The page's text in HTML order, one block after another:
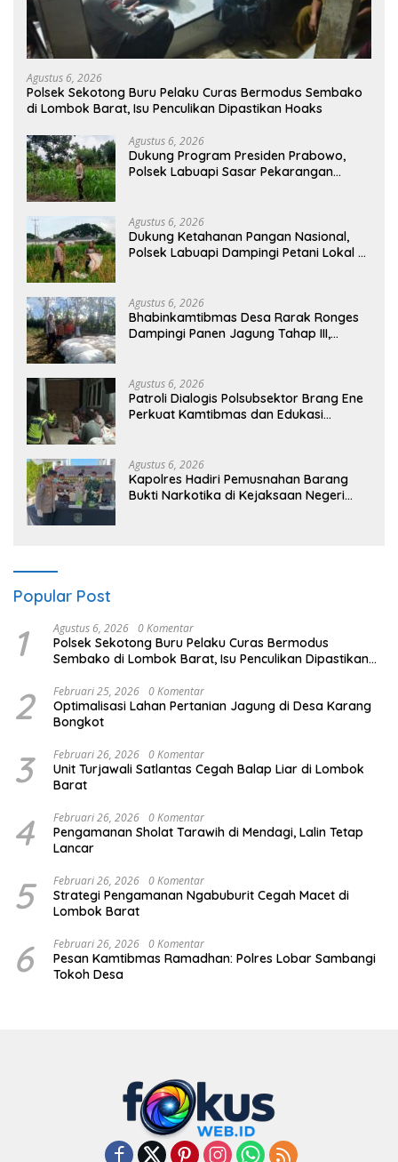
Agustus 6, 2026
Polsek Sekotong Buru Pelaku Curas Bermodus Sembako
di Lombok Barat, Isu Penculikan Dipastikan Hoaks
Agustus 6, 2026
Dukung Program Presiden Prabowo,
Polsek Labuapi Sasar Pekarangan
Agustus 6, 2026
Dukung Ketahanan Pangan Nasional,
Polsek Labuapi Dampingi Petani Lokal di
Agustus 6, 2026
Bhabinkamtibmas Desa Rarak Ronges
Dampingi Panen Jagung Tahap III,
Agustus 6, 2026
Patroli Dialogis Polsubsektor Brang Ene
Perkuat Kamtibmas dan Edukasi
Agustus 6, 2026
Kapolres Hadiri Pemusnahan Barang
Bukti Narkotika di Kejaksaan Negeri
Popular Post
1 Agustus 6, 2026 0 Komentar
Polsek Sekotong Buru Pelaku Curas Bermodus
Sembako di Lombok Barat, Isu Penculikan Dipastikan
2 Februari 25, 2026 0 Komentar
Optimalisasi Lahan Pertanian Jagung di Desa Karang
Bongkot
3 Februari 26, 2026 0 Komentar
Unit Turjawali Satlantas Cegah Balap Liar di Lombok
Barat
4 Februari 26, 2026 0 Komentar
Pengamanan Sholat Tarawih di Mendagi, Lalin Tetap
Lancar
5 Februari 26, 2026 0 Komentar
Strategi Pengamanan Ngabuburit Cegah Macet di
Lombok Barat
6 Februari 26, 2026 0 Komentar
Pesan Kamtibmas Ramadhan: Polres Lobar Sambangi
Tokoh Desa